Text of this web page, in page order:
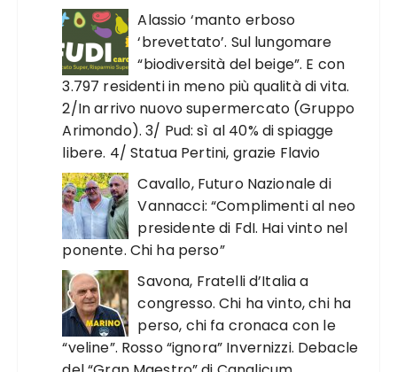
Alassio ‘manto erboso
‘brevettato’. Sul lungomare
“biodiversità del beige”. E con
3.797 residenti in meno più qualità di vita.
2/In arrivo nuovo supermercato (Gruppo
Arimondo). 3/ Pud: sì al 40% di spiagge
libere. 4/ Statua Pertini, grazie Flavio
Cavallo, Futuro Nazionale di
Vannacci: “Complimenti al neo
presidente di FdI. Hai vinto nel
ponente. Chi ha perso”
Savona, Fratelli d’Italia a
congresso. Chi ha vinto, chi ha
perso, chi fa cronaca con le
“veline”. Rosso “ignora” Invernizzi. Debacle